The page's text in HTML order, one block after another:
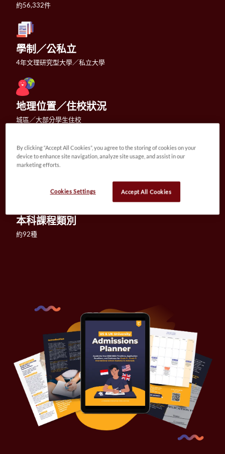
約56,332件
學制／公私立
4年文理研究型大學／私立大學
地理位置／住校狀況
城區／大部分學生住校
師生比例／班級人數
本科課程類別
約92種
By clicking “Accept All Cookies”, you agree to the storing of cookies on your
device to enhance site navigation, analyze site usage, and assist in our
marketing efforts.
Cookies Settings Accept All Cookies